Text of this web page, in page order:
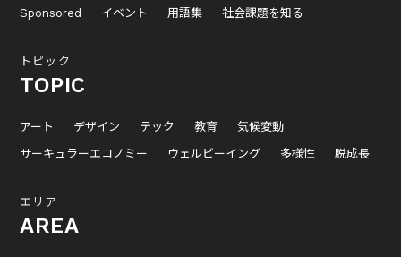
Sponsored
イベント 用語集 社会課題を知る
トピック
TOPIC
アート デザイン テック 教育
気候変動
サーキュラーエコノミー
ウェルビーイング 多様性 脱成長
エリア
AREA